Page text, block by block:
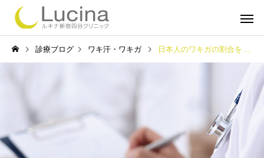
ミラドライ 子どもミラ
診療ブログ ワキ汗・ワキガ 日本人のワキガの割合を解説｜10人に1人はワキガ！？